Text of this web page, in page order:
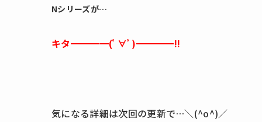
Nシリーズが…
キタ━━━━(ﾟ∀ﾟ)━━━━!!
気になる詳細は次回の更新で…＼(^o^)／